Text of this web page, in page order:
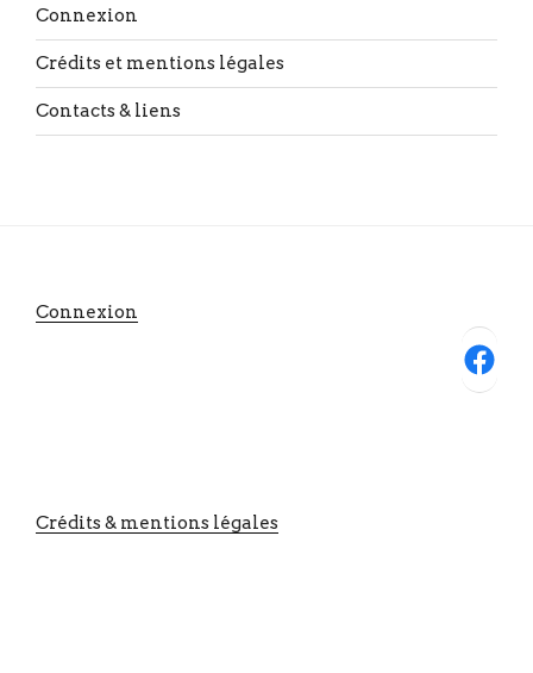
Connexion
Crédits et mentions légales
Contacts & liens
Connexion
Facebook
Crédits & mentions légales